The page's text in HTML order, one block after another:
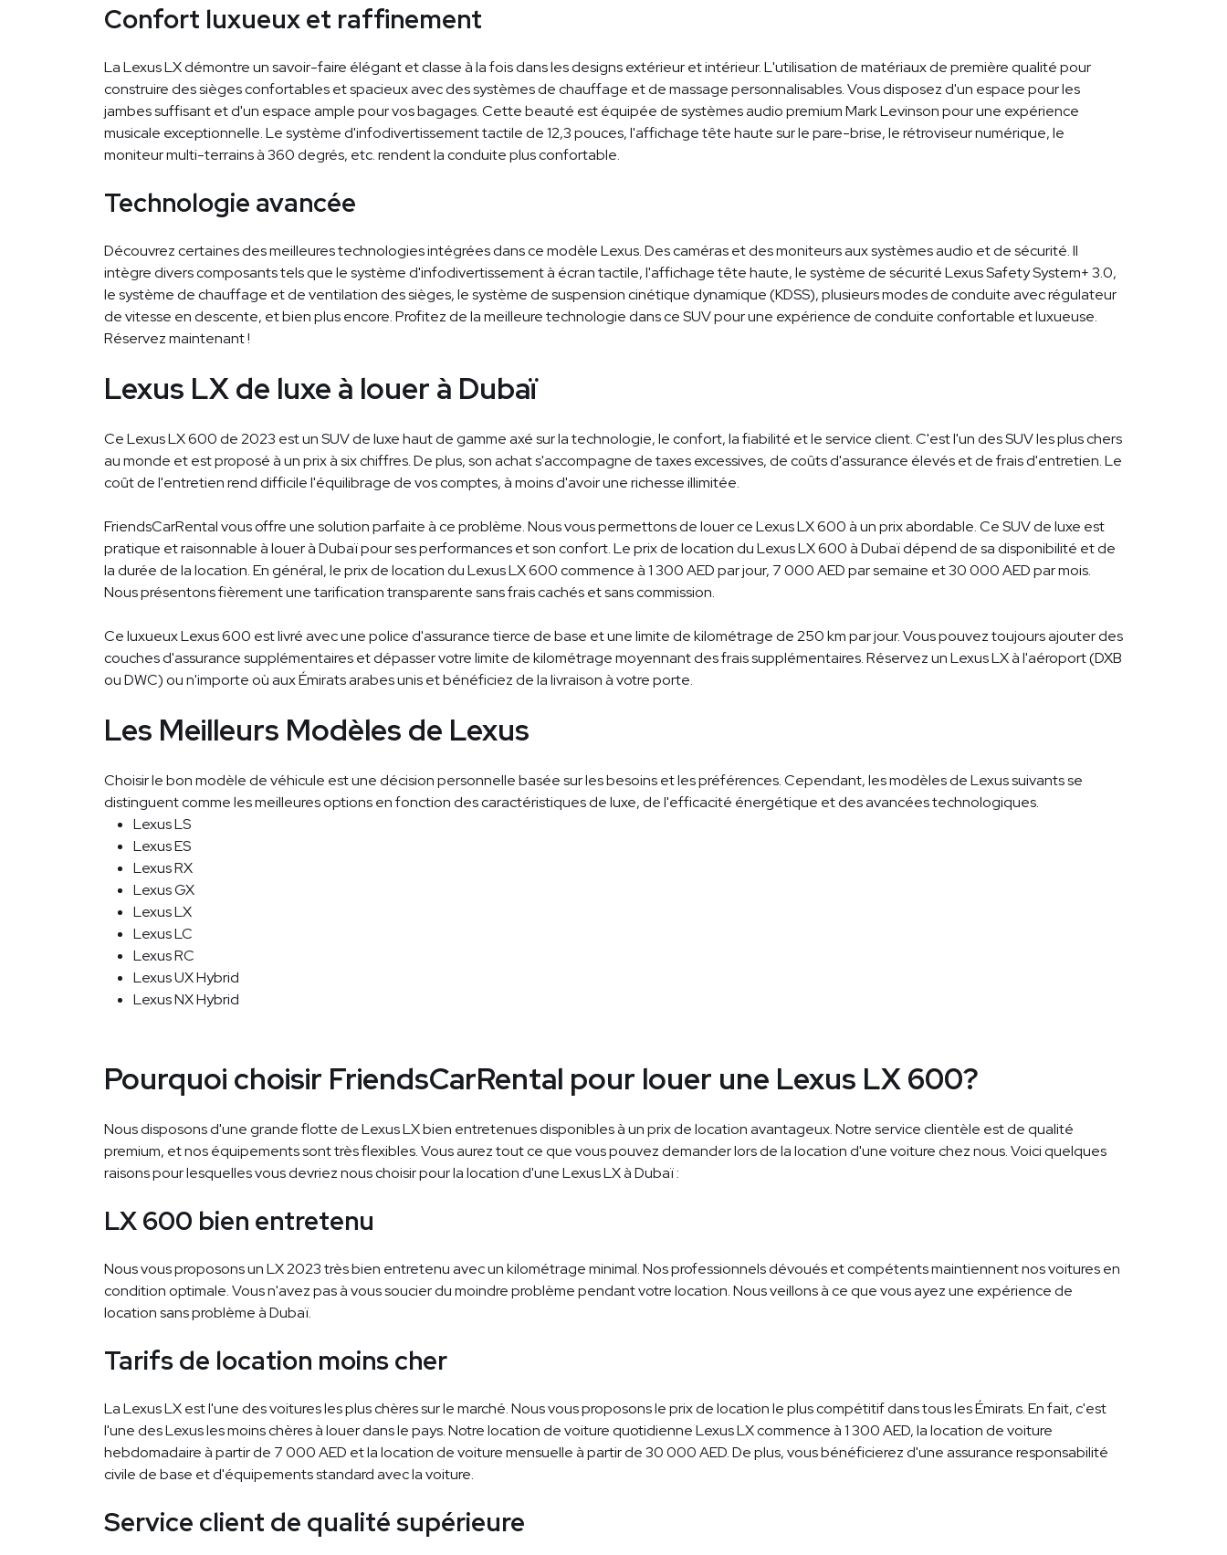
Confort luxueux et raffinement
La Lexus LX démontre un savoir-faire élégant et classe à la fois dans les designs extérieur et intérieur. L'utilisation de matériaux de première qualité pour
construire des sièges confortables et spacieux avec des systèmes de chauffage et de massage personnalisables. Vous disposez d'un espace pour les
jambes suffisant et d'un espace ample pour vos bagages. Cette beauté est équipée de systèmes audio premium Mark Levinson pour une expérience
musicale exceptionnelle. Le système d'infodivertissement tactile de 12,3 pouces, l'affichage tête haute sur le pare-brise, le rétroviseur numérique, le
moniteur multi-terrains à 360 degrés, etc. rendent la conduite plus confortable.
Technologie avancée
Découvrez certaines des meilleures technologies intégrées dans ce modèle Lexus. Des caméras et des moniteurs aux systèmes audio et de sécurité. Il
intègre divers composants tels que le système d'infodivertissement à écran tactile, l'affichage tête haute, le système de sécurité Lexus Safety System+ 3.0,
le système de chauffage et de ventilation des sièges, le système de suspension cinétique dynamique (KDSS), plusieurs modes de conduite avec régulateur
de vitesse en descente, et bien plus encore. Profitez de la meilleure technologie dans ce SUV pour une expérience de conduite confortable et luxueuse.
Réservez maintenant !
Lexus LX de luxe à louer à Dubaï
Ce Lexus LX 600 de 2023 est un SUV de luxe haut de gamme axé sur la technologie, le confort, la fiabilité et le service client. C'est l'un des SUV les plus chers
au monde et est proposé à un prix à six chiffres. De plus, son achat s'accompagne de taxes excessives, de coûts d'assurance élevés et de frais d'entretien. Le
coût de l'entretien rend difficile l'équilibrage de vos comptes, à moins d'avoir une richesse illimitée.
FriendsCarRental vous offre une solution parfaite à ce problème. Nous vous permettons de louer ce Lexus LX 600 à un prix abordable. Ce SUV de luxe est
pratique et raisonnable à louer à Dubaï pour ses performances et son confort. Le prix de location du Lexus LX 600 à Dubaï dépend de sa disponibilité et de
la durée de la location. En général, le prix de location du Lexus LX 600 commence à 1 300 AED par jour, 7 000 AED par semaine et 30 000 AED par mois.
Nous présentons fièrement une tarification transparente sans frais cachés et sans commission.
Ce luxueux Lexus 600 est livré avec une police d'assurance tierce de base et une limite de kilométrage de 250 km par jour. Vous pouvez toujours ajouter des
couches d'assurance supplémentaires et dépasser votre limite de kilométrage moyennant des frais supplémentaires. Réservez un Lexus LX à l'aéroport (DXB
ou DWC) ou n'importe où aux Émirats arabes unis et bénéficiez de la livraison à votre porte.
Les Meilleurs Modèles de Lexus
Choisir le bon modèle de véhicule est une décision personnelle basée sur les besoins et les préférences. Cependant, les modèles de Lexus suivants se
distinguent comme les meilleures options en fonction des caractéristiques de luxe, de l'efficacité énergétique et des avancées technologiques.
Lexus LS
Lexus ES
Lexus RX
Lexus GX
Lexus LX
Lexus LC
Lexus RC
Lexus UX Hybrid
Lexus NX Hybrid
Pourquoi choisir FriendsCarRental pour louer une Lexus LX 600?
Nous disposons d'une grande flotte de Lexus LX bien entretenues disponibles à un prix de location avantageux. Notre service clientèle est de qualité
premium, et nos équipements sont très flexibles. Vous aurez tout ce que vous pouvez demander lors de la location d'une voiture chez nous. Voici quelques
raisons pour lesquelles vous devriez nous choisir pour la location d'une Lexus LX à Dubaï :
LX 600 bien entretenu
Nous vous proposons un LX 2023 très bien entretenu avec un kilométrage minimal. Nos professionnels dévoués et compétents maintiennent nos voitures en
condition optimale. Vous n'avez pas à vous soucier du moindre problème pendant votre location. Nous veillons à ce que vous ayez une expérience de
location sans problème à Dubaï.
Tarifs de location moins cher
La Lexus LX est l'une des voitures les plus chères sur le marché. Nous vous proposons le prix de location le plus compétitif dans tous les Émirats. En fait, c'est
l'une des Lexus les moins chères à louer dans le pays. Notre location de voiture quotidienne Lexus LX commence à 1 300 AED, la location de voiture
hebdomadaire à partir de 7 000 AED et la location de voiture mensuelle à partir de 30 000 AED. De plus, vous bénéficierez d'une assurance responsabilité
civile de base et d'équipements standard avec la voiture.
Service client de qualité supérieure